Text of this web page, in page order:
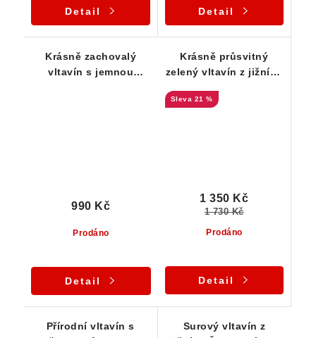
Detail Detail
Krásně zachovalý
vltavín s jemnou
Prodáno
990 Kč
Detail
Krásně průsvitný
zelený vltavín z jižních
21 %
Prodáno
1 350 Kč
1 730 Kč
Detail
Přírodní vltavín s
Surový vltavín z